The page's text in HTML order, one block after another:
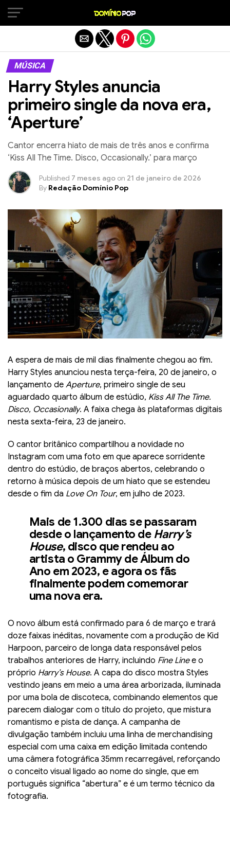
MÚSICA
Harry Styles anuncia
primeiro single da nova era,
‘Aperture’
Cantor encerra hiato de mais de três anos e confirma
‘Kiss All The Time. Disco, Occasionally.’ para março
Published 7 meses ago on 21 de janeiro de 2026
By Redação Domínio Pop
A espera de mais de mil dias finalmente chegou ao fim.
Harry Styles anunciou nesta terça-feira, 20 de janeiro, o
lançamento de Aperture, primeiro single de seu
aguardado quarto álbum de estúdio, Kiss All The Time.
Disco, Occasionally. A faixa chega às plataformas digitais
nesta sexta-feira, 23 de janeiro.
O cantor britânico compartilhou a novidade no
Instagram com uma foto em que aparece sorridente
dentro do estúdio, de braços abertos, celebrando o
retorno à música depois de um hiato que se estendeu
desde o fim da Love On Tour, em julho de 2023.
Mais de 1.300 dias se passaram
desde o lançamento de Harry’s
House, disco que rendeu ao
artista o Grammy de Álbum do
Ano em 2023, e agora os fãs
finalmente podem comemorar
uma nova era.
O novo álbum está confirmado para 6 de março e trará
doze faixas inéditas, novamente com a produção de Kid
Harpoon, parceiro de longa data responsável pelos
trabalhos anteriores de Harry, incluindo Fine Linee o
próprio Harry’s House. A capa do disco mostra Styles
vestindo jeans em meio a uma área arborizada, iluminada
por uma bola de discoteca, combinando elementos que
parecem dialogar com o título do projeto, que mistura
romantismo e pista de dança. A campanha de
divulgação também incluiu uma linha de merchandising
especial com uma caixa em edição limitada contendo
uma câmera fotográfica 35mm recarregável, reforçando
o conceito visual ligado ao nome do single, que em
português significa “abertura” e é um termo técnico da
fotografia.
Sair da versão mobile